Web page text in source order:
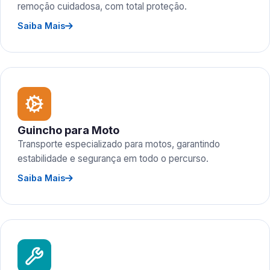
remoção cuidadosa, com total proteção.
Saiba Mais
Guincho para Moto
Transporte especializado para motos, garantindo
estabilidade e segurança em todo o percurso.
Saiba Mais